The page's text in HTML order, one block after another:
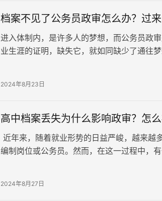
档案不见了公务员政审怎么办？过来
进入体制内，是许多人的梦想，而公务员政
业生涯的证明，缺失它，就如同缺少了通往
2024年8月23日
高中档案丢失为什么影响政审？怎么
近年来，随着就业形势的日益严峻，越来越
编制岗位或公务员。然而，在这一过程中，
2024年8月27日